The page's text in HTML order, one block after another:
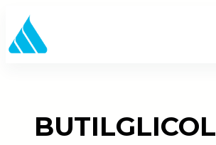
Saltar
al
BUTILGLICOL